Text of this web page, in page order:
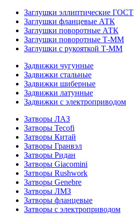
Заглушки эллиптические ГОСТ
Заглушки фланцевые АТК
Заглушки поворотные АТК
Заглушки поворотные Т-ММ
Заглушки с рукояткой Т-ММ
Задвижки чугунные
Задвижки стальные
Задвижки шиберные
Задвижки латунные
Задвижки с электроприводом
Затворы ЛАЗ
Затворы Tecofi
Затворы Китай
Затворы Гранвэл
Затворы Ридан
Затворы Giacomini
Затворы Rushwork
Затворы Genebre
Затворы ЛМЗ
Затворы фланцевые
Затворы с электроприводом